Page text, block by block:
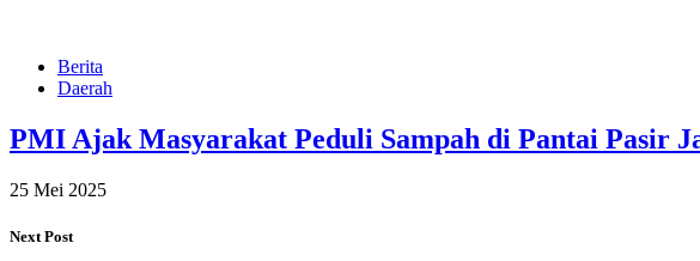
Berita
Daerah
PMI Ajak Masyarakat Peduli Sampah di Pantai Pasir
25 Mei 2025
Next Post